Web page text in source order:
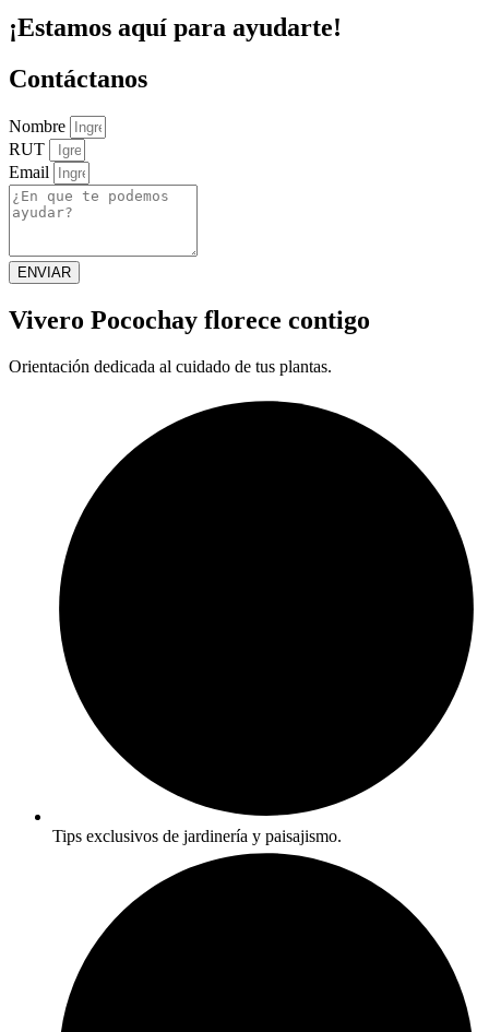
¡Estamos aquí para ayudarte!
Contáctanos
Nombre
RUT
Email
ENVIAR
Vivero Pocochay florece contigo
Orientación dedicada al cuidado de tus plantas.
Tips exclusivos de jardinería y paisajismo.